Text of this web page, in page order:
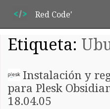
Red Code'
Etiqueta:
Instalación y
para Plesk
18.04.05